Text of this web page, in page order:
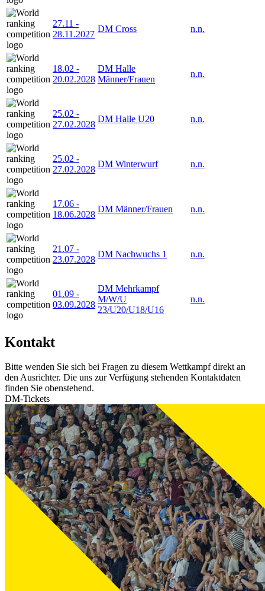
27.11 -
28.11.2027
DM Cross n.n.
18.02 -
20.02.2028
DM Halle
Männer/Frauen
n.n.
25.02 -
27.02.2028
DM Halle U20 n.n.
25.02 -
27.02.2028
DM Winterwurf n.n.
17.06 -
18.06.2028
DM Männer/Frauen n.n.
21.07 -
23.07.2028
DM Nachwuchs 1 n.n.
01.09 -
03.09.2028
DM Mehrkampf
M/W/U
23/U20/U18/U16
n.n.
Kontakt
Bitte wenden Sie sich bei Fragen zu diesem Wettkampf direkt an
den Ausrichter. Die uns zur Verfügung stehenden Kontaktdaten
finden Sie obenstehend.
DM-Tickets